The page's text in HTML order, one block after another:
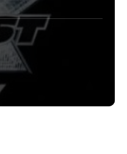
ลังจะมาถึงจุดจบ และมันคือการ
ยเกิดขึ้นอย่างมากมาย เป็นสิ่งที่ผู้
and Furious 10” เอาไว้กับ
ที่ยาวและ ดอม ทอเรตโต ก็จะ
บทีเดียว
จุดเริ่มต้นสำหรับบทสุดท้ายของ
ะเป็นตำนานเล่าขาน หลังจากที่แฟ
ม่แผ่วแรงลงเลยด้วยทีมนักแสดง